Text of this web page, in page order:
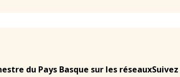
du Pays Basque sur les réseaux